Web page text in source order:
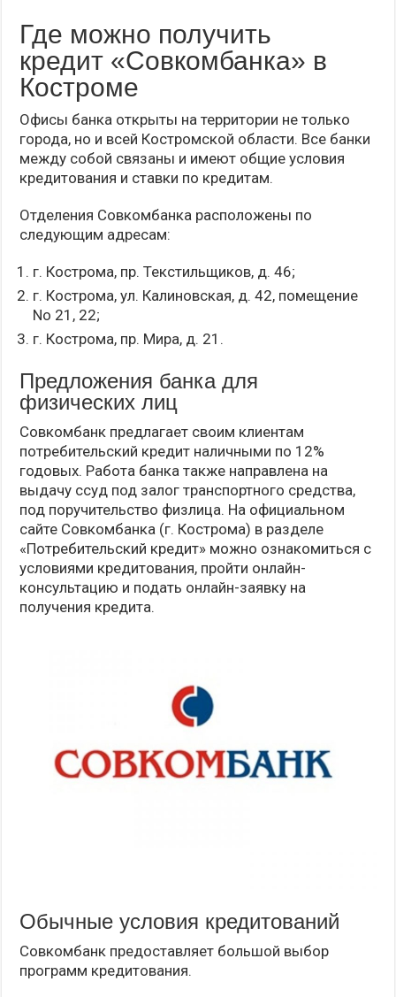
Где можно получить
кредит «Совкомбанка» в
Костроме
Офисы банка открыты на территории не только
города, но и всей Костромской области. Все банки
между собой связаны и имеют общие условия
кредитования и ставки по кредитам.
Отделения Совкомбанка расположены по
следующим адресам:
г. Кострома, пр. Текстильщиков, д. 46;
г. Кострома, ул. Калиновская, д. 42, помещение
No 21, 22;
г. Кострома, пр. Мира, д. 21.
Предложения банка для
физических лиц
Совкомбанк предлагает своим клиентам
потребительский кредит наличными по 12%
годовых. Работа банка также направлена на
выдачу ссуд под залог транспортного средства,
под поручительство физлица. На официальном
сайте Совкомбанка (г. Кострома) в разделе
«Потребительский кредит» можно ознакомиться с
условиями кредитования, пройти онлайн-
консультацию и подать онлайн-заявку на
получения кредита.
Обычные условия кредитований
Совкомбанк предоставляет большой выбор
программ кредитования.